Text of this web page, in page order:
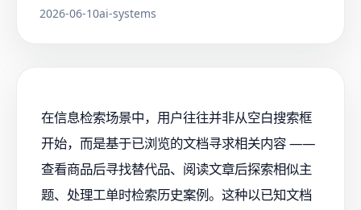
2026-06-10ai-systems
在信息检索场景中，用户往往并非从空白搜索框
开始，而是基于已浏览的文档寻求相关内容 ——
查看商品后寻找替代品、阅读文章后探索相似主
题、处理工单时检索历史案例。这种以已知文档